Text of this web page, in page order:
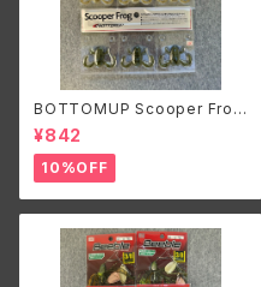
BOTTOMUP Scooper Fro
g/ボトムアップ スクーパーフロ
ッグ
¥842
10%OFF